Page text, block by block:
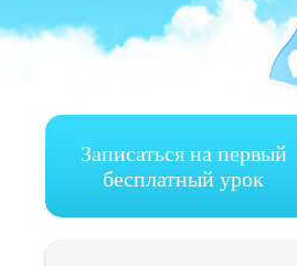
Записаться на первый
бесплатный урок